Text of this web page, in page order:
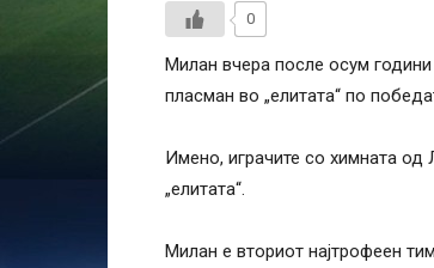
0
Милан вчера после осум
пласман во „елитата“ по
Имено, играчите со химната од
„елитата“.
Милан е вториот најтрофеен